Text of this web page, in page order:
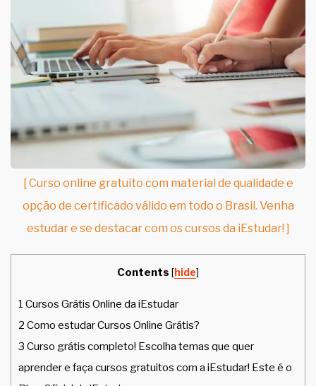
[ Curso online gratuito com material de qualidade e
opção de certificado válido em todo o Brasil. Venha
estudar e se destacar com os cursos da iEstudar! ]
Contents [hide]
1 Cursos Grátis Online da iEstudar
2 Como estudar Cursos Online Grátis?
3 Curso grátis completo! Escolha temas que quer
aprender e faça cursos gratuitos com a iEstudar! Este é o